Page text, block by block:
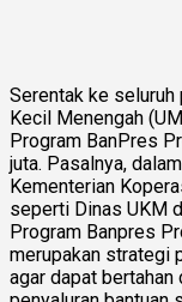
Serentak ke
Kecil Menengah
Program BanPres
juta. Pasalnya,
Kementerian
seperti Dinas UKM
Program Banpres
merupakan strategi
agar dapat bertahan